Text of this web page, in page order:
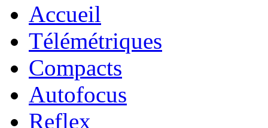
Accueil
Télémétriques
Compacts
Autofocus
Reflex